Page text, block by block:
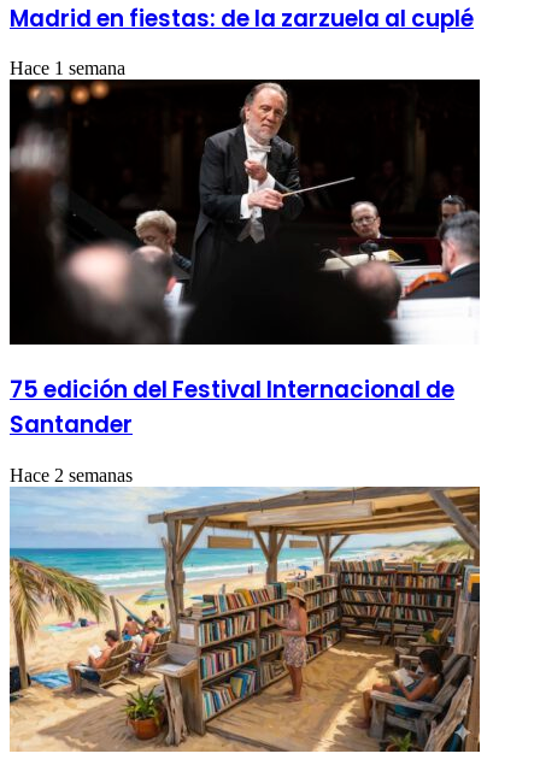
Madrid en fiestas: de la zarzuela al cuplé
Hace 1 semana
75 edición del Festival Internacional de
Santander
Hace 2 semanas